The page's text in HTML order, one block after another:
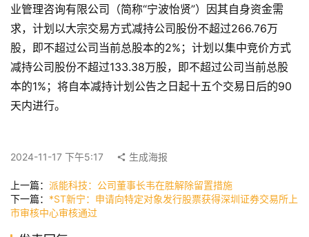
首
页
快
讯
公
业管理咨询有限公司（简称“宁波怡贤”）因其自身资金需
求，计划以大宗交易方式减持公司股份不超过266.76万
股，即不超过公司当前总股本的2%；计划以集中竞价方式
减持公司股份不超过133.38万股，即不超过公司当前总股
本的1%；将自本减持计划公告之日起十五个交易日后的90
天内进行。
2024-11-17 下午5:17 生成海报
上一篇： 派能科技：公司董事长韦在胜解除留置措施
下一篇： *ST新宁：申请向特定对象发行股票获得深圳证券交易所上
市审核中心审核通过